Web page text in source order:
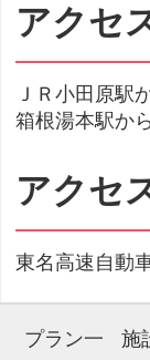
アクセ
ＪＲ小田原駅
箱根湯本駅か
アクセ
東名高速自動
プラン一
施